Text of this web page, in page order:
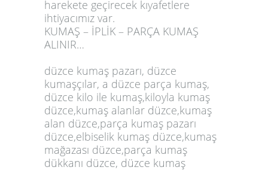
harekete geçirecek kıyafetlere
ihtiyacımız var.
KUMAŞ – İPLİK – PARÇA KUMAŞ
ALINIR…
düzce kumaş pazarı, düzce
kumaşçılar, a düzce parça kumaş,
düzce kilo ile kumaş,kiloyla kumaş
düzce,kumaş alanlar düzce,kumaş
alan düzce,parça kumaş pazarı
düzce,elbiselik kumaş düzce,kumaş
mağazası düzce,parça kumaş
dükkanı düzce, düzce kumaş